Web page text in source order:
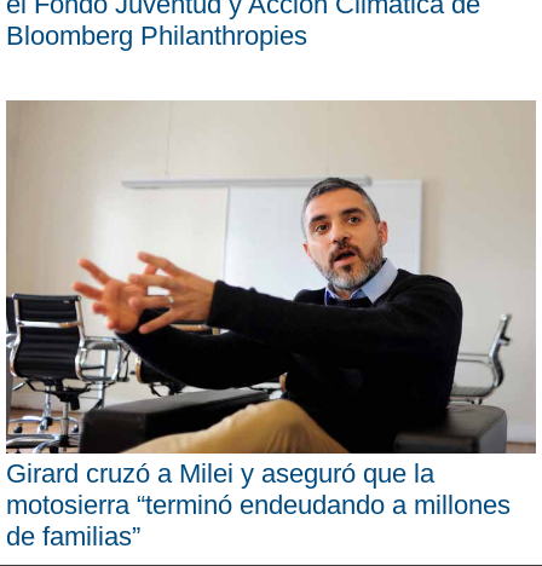
Bloomberg Philanthropies
Girard cruzó a Milei y aseguró que la
motosierra “terminó endeudando a millones
de familias”